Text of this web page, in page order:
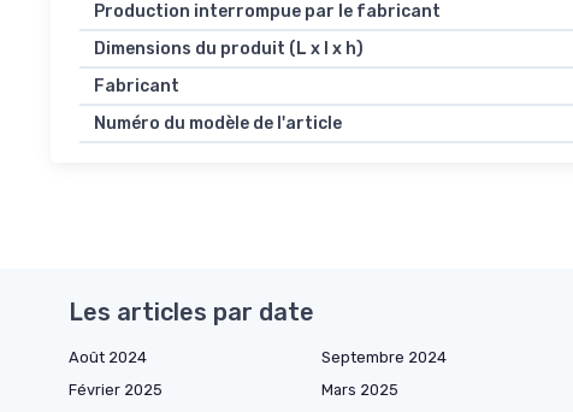
Production interrompue par le fabricant
Dimensions du produit (L x l x h)
Fabricant
Numéro du modèle de l'article
Les articles par date
Août 2024 Septembre 2024
Février 2025
Mars 2025